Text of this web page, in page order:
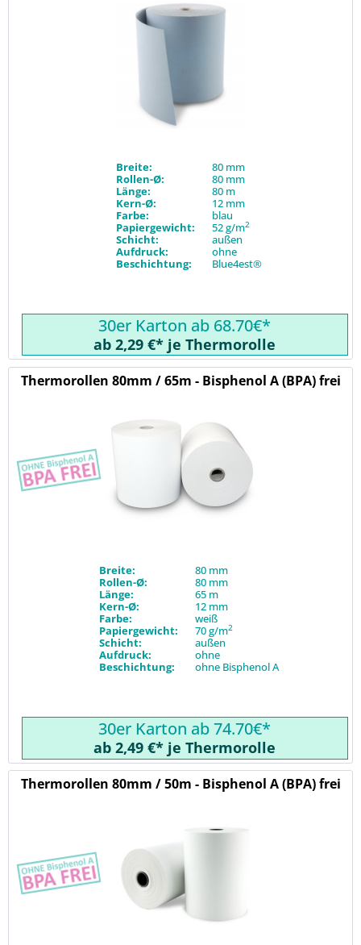
Breite:
80 mm
Rollen-Ø:
80 mm
Länge:
80 m
Kern-Ø:
12 mm
Farbe:
blau
Papiergewicht:
52 g/m2
Schicht:
außen
Aufdruck:
ohne
Beschichtung:
Blue4est®
30er Karton ab 68.70€*
ab 2,29 €* je Thermorolle
Thermorollen 80mm / 65m - Bisphenol A (BPA) frei
Breite:
80 mm
Rollen-Ø:
80 mm
Länge:
65 m
Kern-Ø:
12 mm
Farbe:
weiß
Papiergewicht:
70 g/m2
Schicht:
außen
Aufdruck:
ohne
Beschichtung:
ohne Bisphenol A
30er Karton ab 74.70€*
ab 2,49 €* je Thermorolle
Thermorollen 80mm / 50m - Bisphenol A (BPA) frei